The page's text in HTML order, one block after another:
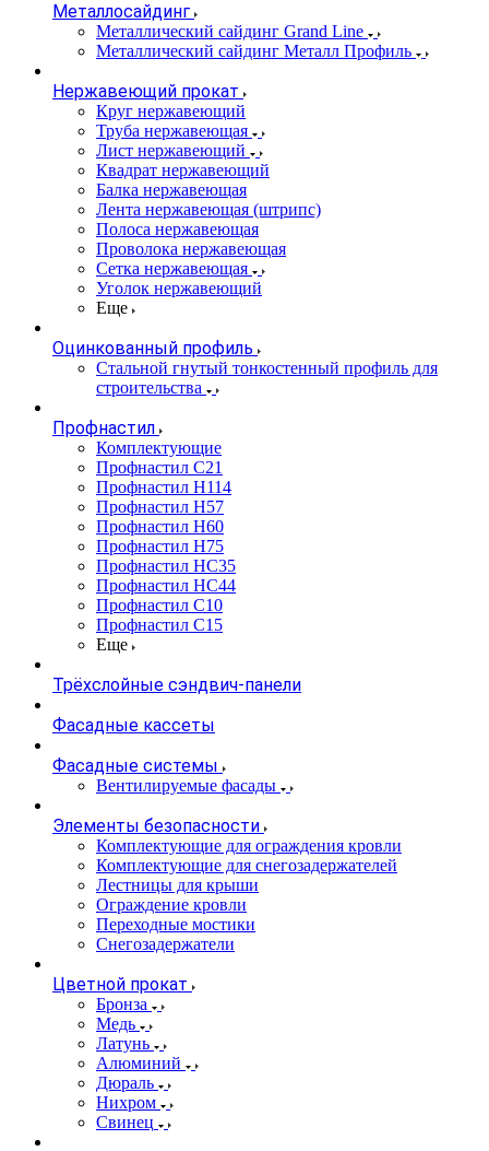
Металлосайдинг
Металлический сайдинг Grand Line
Металлический сайдинг Металл Профиль
Нержавеющий прокат
Круг нержавеющий
Труба нержавеющая
Лист нержавеющий
Квадрат нержавеющий
Балка нержавеющая
Лента нержавеющая (штрипс)
Полоса нержавеющая
Проволока нержавеющая
Сетка нержавеющая
Уголок нержавеющий
Еще
Оцинкованный профиль
Стальной гнутый тонкостенный профиль для
строительства
Профнастил
Комплектующие
Профнастил C21
Профнастил Н114
Профнастил Н57
Профнастил Н60
Профнастил Н75
Профнастил НС35
Профнастил НС44
Профнастил С10
Профнастил С15
Еще
Трёхслойные сэндвич-панели
Фасадные кассеты
Фасадные системы
Вентилируемые фасады
Элементы безопасности
Комплектующие для ограждения кровли
Комплектующие для снегозадержателей
Лестницы для крыши
Ограждение кровли
Переходные мостики
Снегозадержатели
Цветной прокат
Бронза
Медь
Латунь
Алюминий
Дюраль
Нихром
Свинец